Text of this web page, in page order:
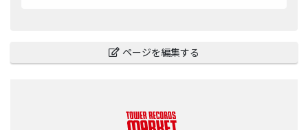
ページを編集する